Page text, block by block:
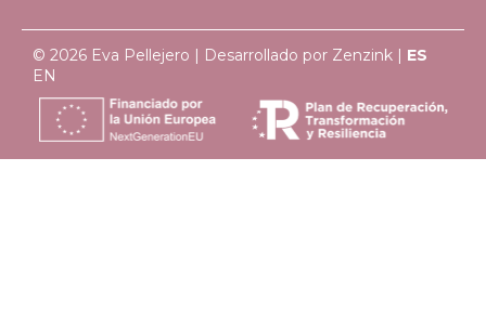
© 2026 Eva Pellejero | Desarrollado por Zenzink | ES
EN